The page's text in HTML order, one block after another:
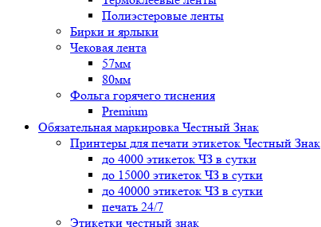
Полиэстеровые ленты
Бирки и ярлыки
Чековая лента
57мм
80мм
Фольга горячего тиснения
Premium
Обязательная маркировка Честный Знак
Принтеры для печати этикеток Честный Знак
до 4000 этикеток ЧЗ в сутки
до 15000 этикеток ЧЗ в сутки
до 40000 этикеток ЧЗ в сутки
печать 24/7
Этикетки честный знак